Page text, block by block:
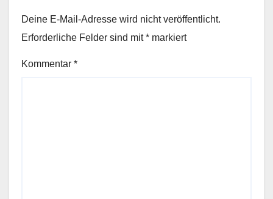
Deine E-Mail-Adresse wird nicht veröffentlicht.
Erforderliche Felder sind mit* markiert
Kommentar *